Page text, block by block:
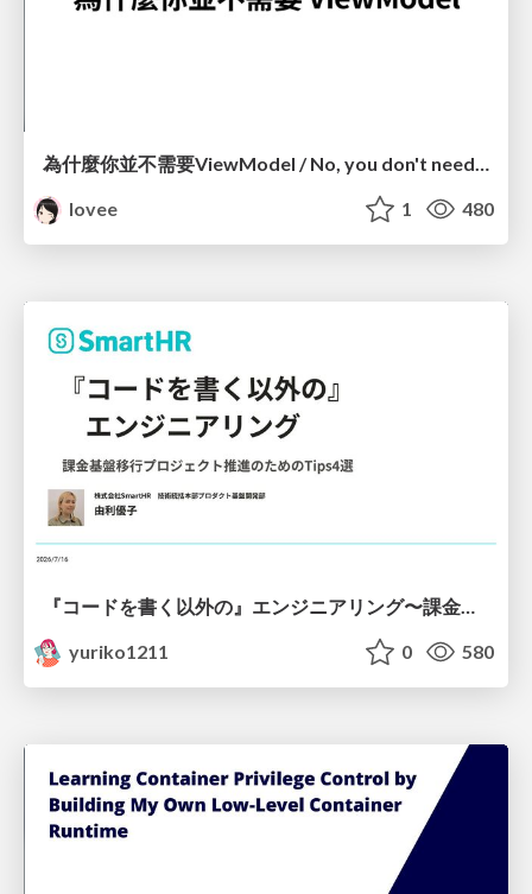
為什麼你並不需要ViewModel / No, you don't need a ViewModel
lovee
1 480
yuriko1211
0 580